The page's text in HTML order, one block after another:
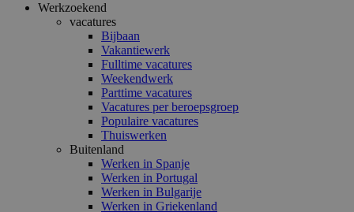
Werkzoekend
vacatures
Bijbaan
Vakantiewerk
Fulltime vacatures
Weekendwerk
Parttime vacatures
Vacatures per beroepsgroep
Populaire vacatures
Thuiswerken
Buitenland
Werken in Spanje
Werken in Portugal
Werken in Bulgarije
Werken in Griekenland